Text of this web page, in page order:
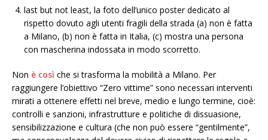
last but not least, la foto dell’unico poster dedicato al
rispetto dovuto agli utenti fragili della strada (a) non è fatta
a Milano, (b) non è fatta in Italia, (c) mostra una persona
con mascherina indossata in modo scorretto.
Non è così che si trasforma la mobilità a Milano. Per
raggiungere l’obiettivo “Zero vittime” sono necessari interventi
mirati a ottenere effetti nel breve, medio e lungo termine, cioè:
controlli e sanzioni, infrastrutture e politiche di dissuasione,
sensibilizzazione e cultura (che non può essere “gentilmente”,